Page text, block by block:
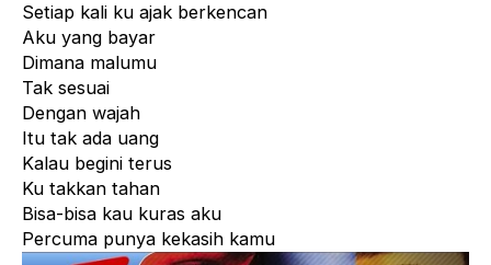
Setiap kali ku ajak berkencan
Aku yang bayar
Dimana malumu
Tak sesuai
Dengan wajah
Itu tak ada uang
Kalau begini terus
Ku takkan tahan
Bisa-bisa kau kuras aku
Percuma punya kekasih kamu